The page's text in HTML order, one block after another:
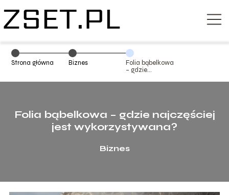
Strona główna Biznes
Folia bąbelkowa
– gdzie
wykorzystywana?
Folia bąbelkowa – gdzie najczęściej
jest wykorzystywana?
Biznes